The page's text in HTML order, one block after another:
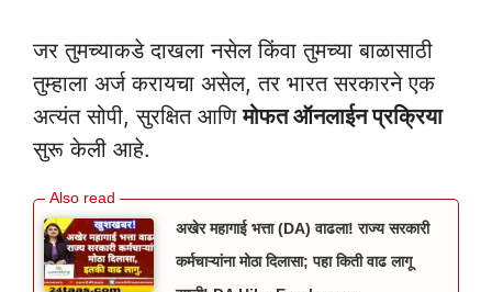
जर तुमच्याकडे दाखला नसेल किंवा तुमच्या बाळासाठी
तुम्हाला अर्ज करायचा असेल, तर भारत सरकारने एक
अत्यंत सोपी, सुरक्षित आणिमोफत ऑनलाईन प्रक्रिया
सुरू केली आहे.
अखेर महागाई भत्ता (DA) वाढला! राज्य सरकारी
कर्मचाऱ्यांना मोठा दिलासा; पहा किती वाढ लागू